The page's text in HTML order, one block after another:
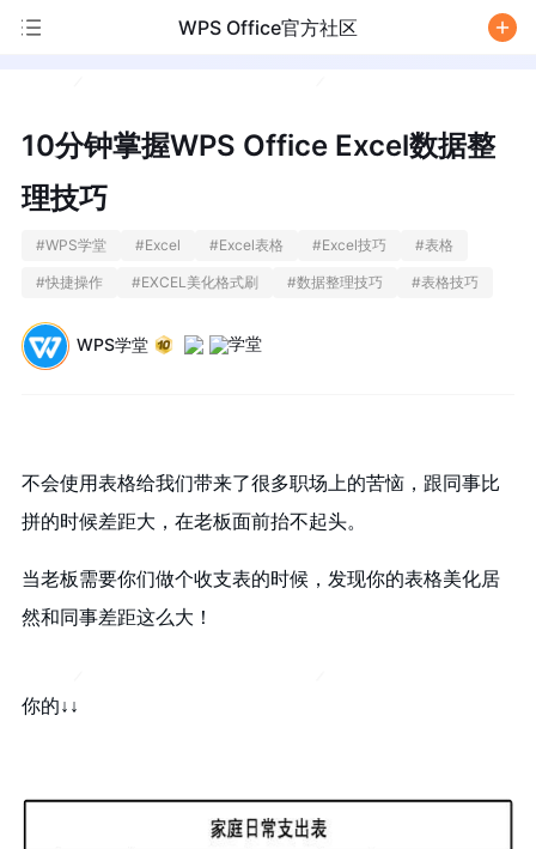
WPS Office官方社区
10分钟掌握WPS Office Excel数据整
理技巧
#WPS学堂 #Excel #Excel表格 #Excel技巧 #表格
#快捷操作 #EXCEL美化格式刷 #数据整理技巧 #表格技巧
WPS学堂
不会使用表格给我们带来了很多职场上的苦恼，跟同事比
拼的时候差距大，在老板面前抬不起头。
当老板需要你们做个收支表的时候，发现你的表格美化居
然和同事差距这么大！
你的↓↓